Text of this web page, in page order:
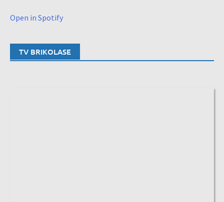
Open in Spotify
TV BRIKOLASE